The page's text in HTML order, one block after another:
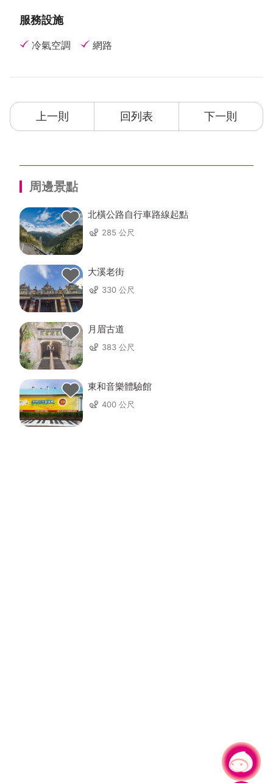
服務設施
冷氣空調 網路
上一則 回列表 下一則
周邊景點
北橫公路自行車路線起點
285 公尺
大溪老街
330 公尺
月眉古道
383 公尺
東和音樂體驗館
400 公尺